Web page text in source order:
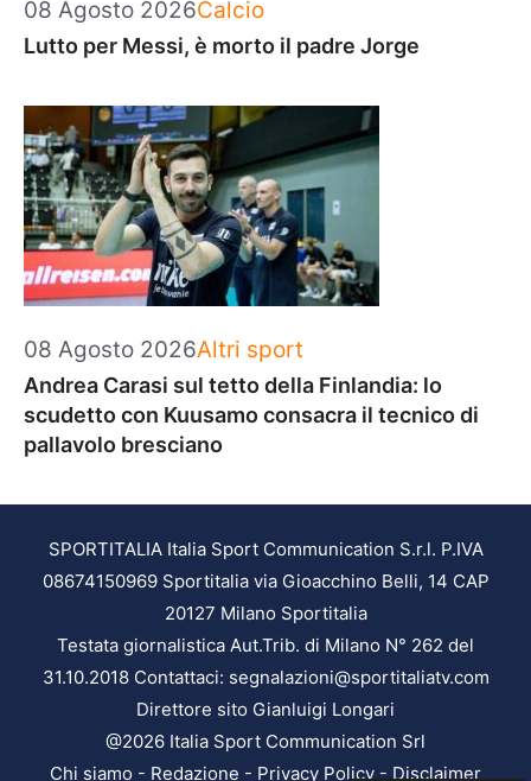
08 Agosto 2026Calcio
Lutto per Messi, è morto il padre Jorge
08 Agosto 2026Categorie
Altri sport
Andrea Carasi sul tetto della Finlandia: lo
scudetto con Kuusamo consacra il tecnico di
pallavolo bresciano
SPORTITALIA Italia Sport Communication S.r.l. P.IVA
08674150969 Sportitalia via Gioacchino Belli, 14 CAP
20127 Milano Sportitalia
Testata giornalistica Aut.Trib. di Milano N° 262 del
31.10.2018 Contattaci: segnalazioni@sportitaliatv.com
Direttore sito Gianluigi Longari
@2026 Italia Sport Communication Srl
Chi siamo - Redazione - Privacy Policy-Disclaimer